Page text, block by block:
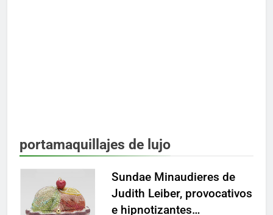
portamaquillajes de lujo
Sundae Minaudieres de
Judith Leiber, provocativos
e hipnotizantes…